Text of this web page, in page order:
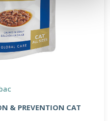
& PREVENTION CAT